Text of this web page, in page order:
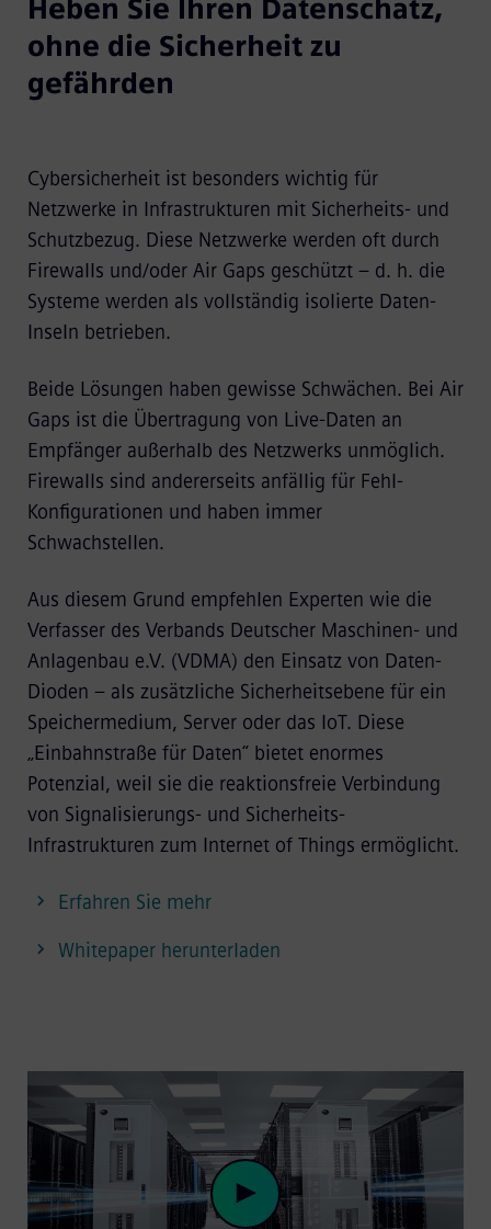
Heben Sie Ihren Datenschatz,
ohne die Sicherheit zu
gefährden
Cybersicherheit ist besonders wichtig für
Netzwerke in Infrastrukturen mit Sicherheits- und
Schutzbezug. Diese Netzwerke werden oft durch
Firewalls und/oder Air Gaps geschützt – d. h. die
Systeme werden als vollständig isolierte Daten-
Inseln betrieben.
Beide Lösungen haben gewisse Schwächen. Bei Air
Gaps ist die Übertragung von Live-Daten an
Empfänger außerhalb des Netzwerks unmöglich.
Firewalls sind andererseits anfällig für Fehl-
Konfigurationen und haben immer
Schwachstellen.
Aus diesem Grund empfehlen Experten wie die
Verfasser des Verbands Deutscher Maschinen- und
Anlagenbau e.V. (VDMA) den Einsatz von Daten-
Dioden – als zusätzliche Sicherheitsebene für ein
Speichermedium, Server oder das IoT. Diese
„Einbahnstraße für Daten“ bietet enormes
Potenzial, weil sie die reaktionsfreie Verbindung
von Signalisierungs- und Sicherheits-
Infrastrukturen zum Internet of Things ermöglicht.
Erfahren Sie mehr
Whitepaper herunterladen